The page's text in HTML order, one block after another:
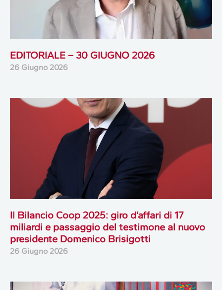
EDITORIALE – 30 GIUGNO 2026
26 Giugno 2026
Il Bilancio Coop 2025: giro d’affari di 17
miliardi e passaggio del testimone al nuovo
presidente Domenico Brisigotti
26 Giugno 2026